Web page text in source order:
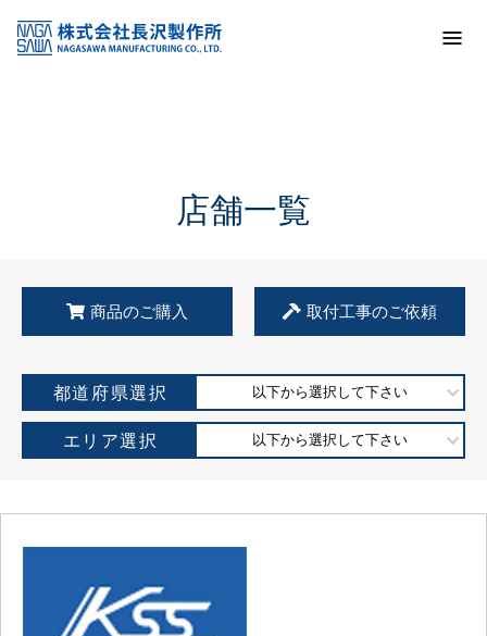
KSS加盟店・取扱店情報
店舗一覧
店舗一覧
商品のご購入 取付工事のご依頼
都道府県選択 以下から選択して下さい
エリア選択 以下から選択して下さい